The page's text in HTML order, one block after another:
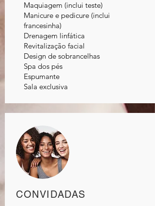
Maquiagem (inclui teste)
Manicure e pedicure (inclui
francesinha)
Drenagem linfática
Revitalização facial
Design de sobrancelhas
Spa dos pés
Espumante
Sala exclusiva
CONVIDADAS